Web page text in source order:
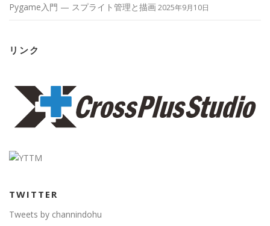
Pygame入門 — スプライト管理と描画2025年9月10日
リンク
TWITTER
Tweets by channindohu